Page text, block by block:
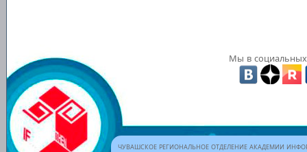
Мы в социальных
ЧУВАШСКОЕ РЕГИОНАЛЬНОЕ ОТДЕЛЕНИЕ АКАДЕМИИ